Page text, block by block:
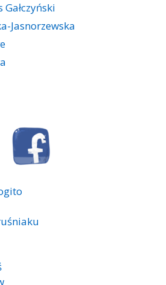
Jasnorzewska